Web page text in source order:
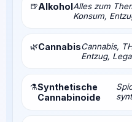
🍺AlkoholAlles zum
Konsum,
🌿CannabisCannabis,
Entzug,
⚗️Synthetische
Cannabinoide